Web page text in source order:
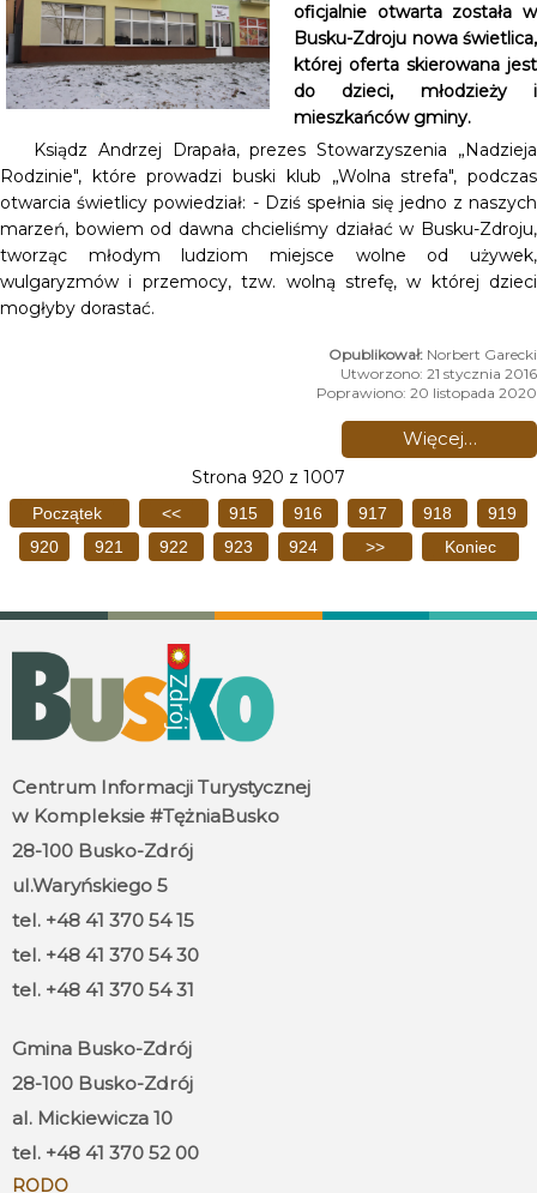
oficjalnie otwarta została w
Busku-Zdroju nowa świetlica,
której oferta skierowana jest
do dzieci, młodzieży i
mieszkańców gminy.
Ksiądz Andrzej Drapała, prezes Stowarzyszenia „Nadzieja
Rodzinie", które prowadzi buski klub „Wolna strefa", podczas
otwarcia świetlicy powiedział: - Dziś spełnia się jedno z naszych
marzeń, bowiem od dawna chcieliśmy działać w Busku-Zdroju,
tworząc młodym ludziom miejsce wolne od używek,
wulgaryzmów i przemocy, tzw. wolną strefę, w której dzieci
mogłyby dorastać.
Norbert Garecki
Utworzono: 21 stycznia 2016
Poprawiono: 20 listopada 2020
Więcej…
Strona 920 z 1007
Początek << 915 916 917 918
919
920
921 922 923 924 >> Koniec
Centrum Informacji Turystycznej
w Kompleksie #TężniaBusko
28-100 Busko-Zdrój
ul.Waryńskiego 5
tel. +48 41 370 54 15
tel. +48 41 370 54 30
tel. +48 41 370 54 31
Gmina Busko-Zdrój
28-100 Busko-Zdrój
al. Mickiewicza 10
tel. +48 41 370 52 00
RODO